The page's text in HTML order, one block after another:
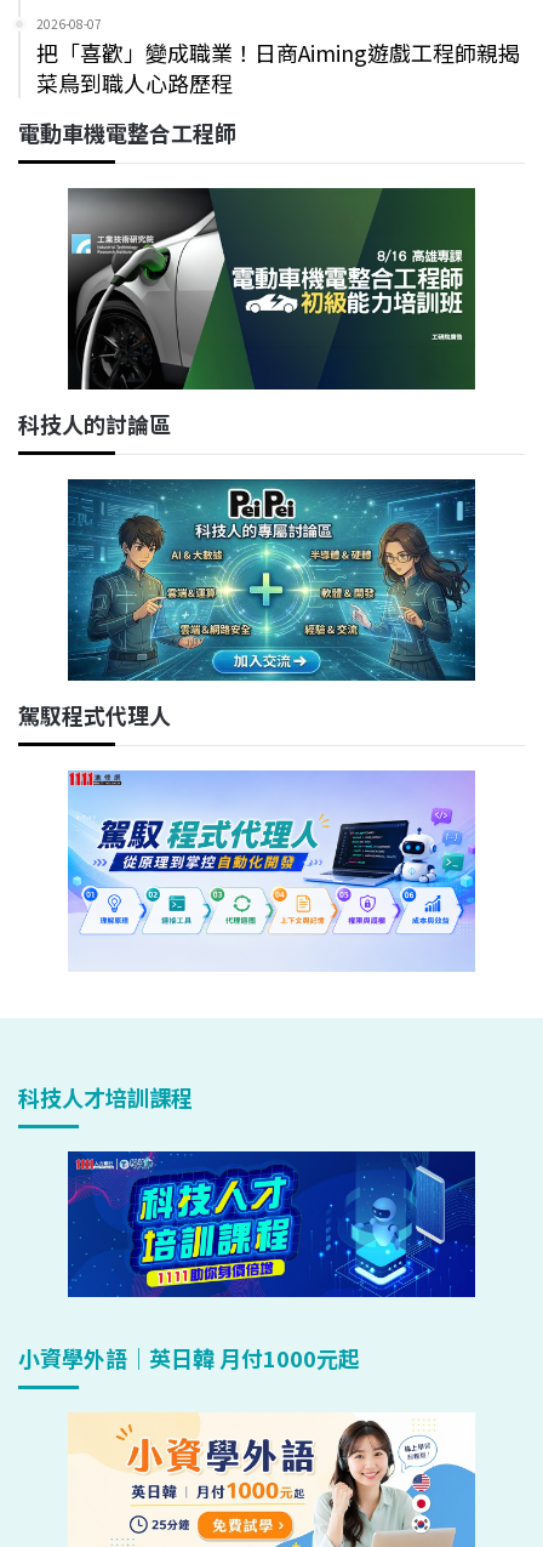
2026-08-07
把「喜歡」變成職業！日商Aiming遊戲工程師親揭
菜鳥到職人心路歷程
電動車機電整合工程師
科技人的討論區
駕馭程式代理人
科技人才培訓課程
小資學外語｜英日韓 月付1000元起